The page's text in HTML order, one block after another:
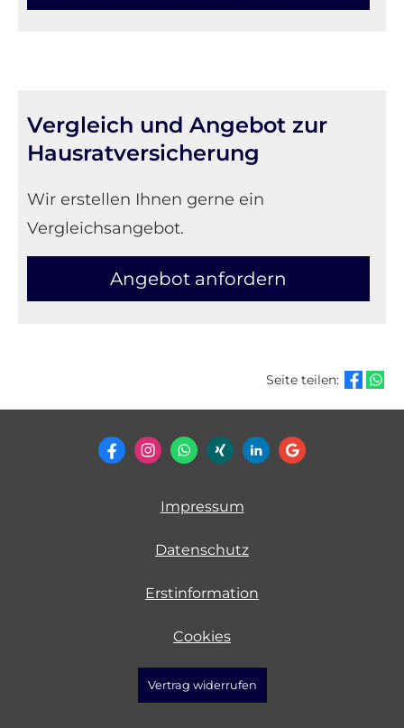
Vergleich und Angebot zur
Haus­rat­ver­si­che­rung
Wir erstellen Ihnen gerne ein
Vergleichsangebot.
An­ge­bot an­for­dern
Seite teilen:
Impressum
Datenschutz
Erstinformation
Cookies
Vertrag widerrufen